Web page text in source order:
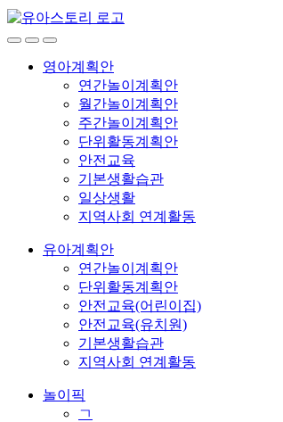
영아계획안
연간놀이계획안
월간놀이계획안
주간놀이계획안
단위활동계획안
안전교육
기본생활습관
일상생활
지역사회 연계활동
유아계획안
연간놀이계획안
단위활동계획안
안전교육(어린이집)
안전교육(유치원)
기본생활습관
지역사회 연계활동
놀이픽
ㄱ